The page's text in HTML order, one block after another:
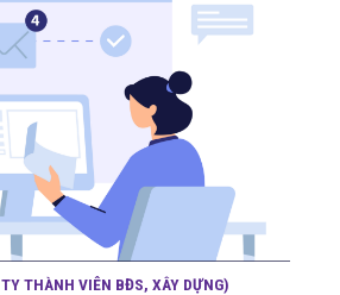
THÀNH VIÊN BĐS, XÂY DỰNG)